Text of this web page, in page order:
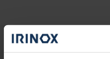
General Information